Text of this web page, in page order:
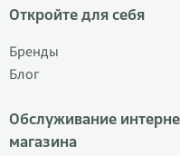
Откройте для себя
Бренды
Блог
Обслуживание
магазина